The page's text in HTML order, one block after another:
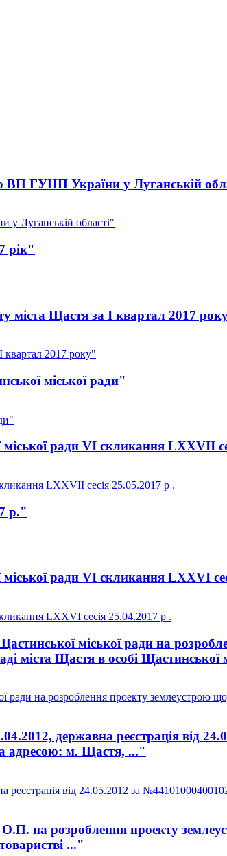
ГУНП України у Луганській
Луганській області"
рік"
міста Щастя за I квартал 2017
2017 року"
міської ради"
ради VI скликання LXXVII
LXXVII сесія 25.05.2017 р .
р."
ради VI скликання LXXVI
LXXVI сесія 25.04.2017 р .
міської ради на
міста Щастя в особі Щастинської
на розроблення проекту землеустрою
державна реєстрація від
адресою: м. Щастя, ..."
від 24.05.2012 за
на розроблення проекту
..."